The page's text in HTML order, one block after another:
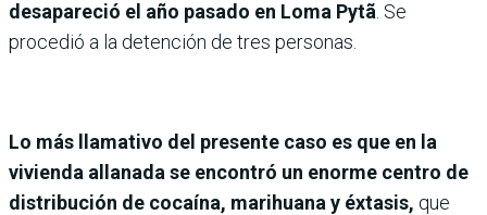
desapareció el año pasado en Loma Pytã . Se
procedió a la detención de tres personas.
Lo más llamativo del presente caso es que en la
vivienda allanada se encontró un enorme centro de
distribución de cocaína, marihuana y éxtasis, que